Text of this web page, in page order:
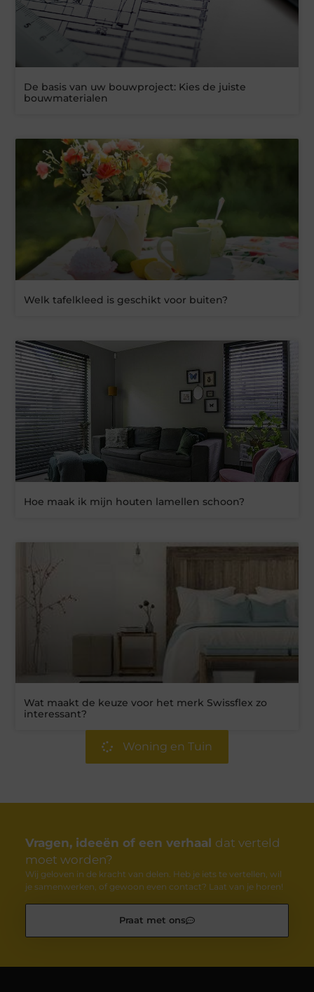
De basis van uw bouwproject: Kies de juiste
bouwmaterialen
Welk tafelkleed is geschikt voor buiten?
Hoe maak ik mijn houten lamellen schoon?
Wat maakt de keuze voor het merk Swissflex zo
interessant?
Woning en Tuin
Vragen, ideeën of een verhaal dat verteld
moet worden?
Wij geloven in de kracht van delen. Heb je iets te vertellen, wil
je samenwerken, of gewoon even contact? Laat van je horen!
Praat met ons